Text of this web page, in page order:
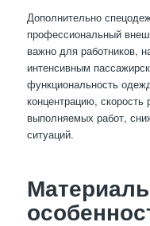
Дополнительно
профессиональный
важно для работников,
интенсивным
функциональность
концентрацию, скорость
выполняемых работ,
ситуаций.